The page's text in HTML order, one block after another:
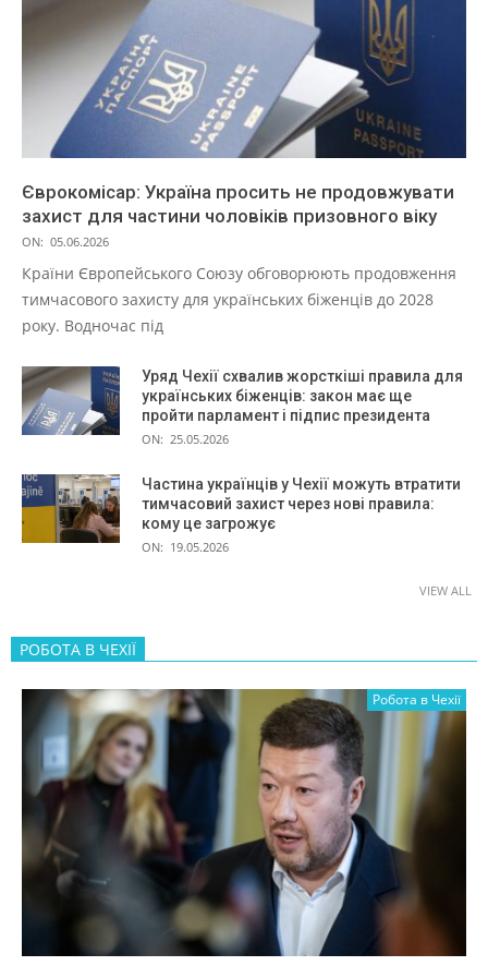
Єврокомісар: Україна просить не продовжувати
захист для частини чоловіків призовного віку
ON: 05.06.2026
Країни Європейського Союзу обговорюють продовження
тимчасового захисту для українських біженців до 2028
року. Водночас під
Уряд Чехії схвалив жорсткіші правила для
українських біженців: закон має ще
пройти парламент і підпис президента
ON: 25.05.2026
Частина українців у Чехії можуть втратити
тимчасовий захист через нові правила:
кому це загрожує
ON: 19.05.2026
VIEW ALL
РОБОТА В ЧЕХІЇ
Робота в Чехії